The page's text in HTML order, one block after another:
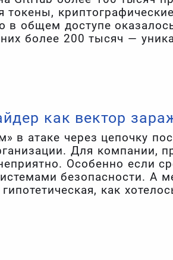
токены,
в общем доступе
более 200 тысяч —
токены
Amazon MWS, Twitter,
как вектор
в атаке через цепочку
Для компании,
Особенно если
безопасности. А
гипотетическая, как
пристальное